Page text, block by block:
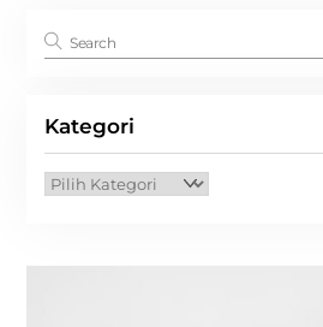
Kategori
Kategori